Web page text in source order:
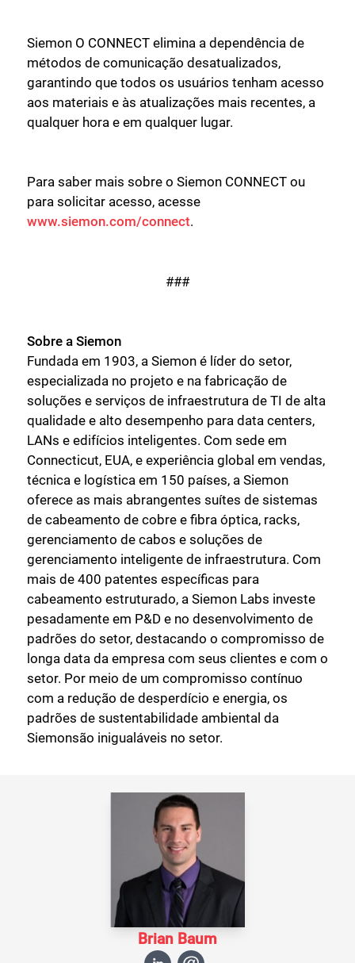
Siemon O CONNECT elimina a dependência de
métodos de comunicação desatualizados,
garantindo que todos os usuários tenham acesso
aos materiais e às atualizações mais recentes, a
qualquer hora e em qualquer lugar.
Para saber mais sobre o Siemon CONNECT ou
para solicitar acesso, acesse
www.siemon.com/connect.
###
Sobre a Siemon
Fundada em 1903, a Siemon é líder do setor,
especializada no projeto e na fabricação de
soluções e serviços de infraestrutura de TI de alta
qualidade e alto desempenho para data centers,
LANs e edifícios inteligentes. Com sede em
Connecticut, EUA, e experiência global em vendas,
técnica e logística em 150 países, a Siemon
oferece as mais abrangentes suítes de sistemas
de cabeamento de cobre e fibra óptica, racks,
gerenciamento de cabos e soluções de
gerenciamento inteligente de infraestrutura. Com
mais de 400 patentes específicas para
cabeamento estruturado, a Siemon Labs investe
pesadamente em P&D e no desenvolvimento de
padrões do setor, destacando o compromisso de
longa data da empresa com seus clientes e com o
setor. Por meio de um compromisso contínuo
com a redução de desperdício e energia, os
padrões de sustentabilidade ambiental da
Siemonsão inigualáveis no setor.
Brian Baum